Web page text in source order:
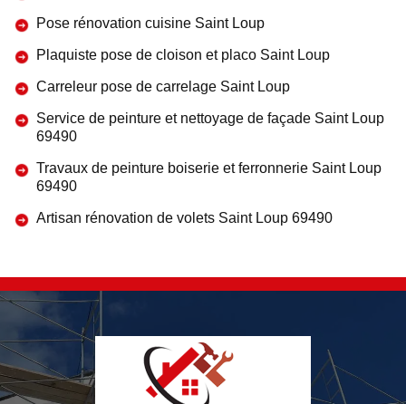
Pose rénovation cuisine Saint Loup
Plaquiste pose de cloison et placo Saint Loup
Carreleur pose de carrelage Saint Loup
Service de peinture et nettoyage de façade Saint Loup
69490
Travaux de peinture boiserie et ferronnerie Saint Loup
69490
Artisan rénovation de volets Saint Loup 69490